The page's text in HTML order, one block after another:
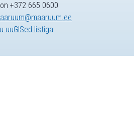
+372 665 0600
uuGISed listiga